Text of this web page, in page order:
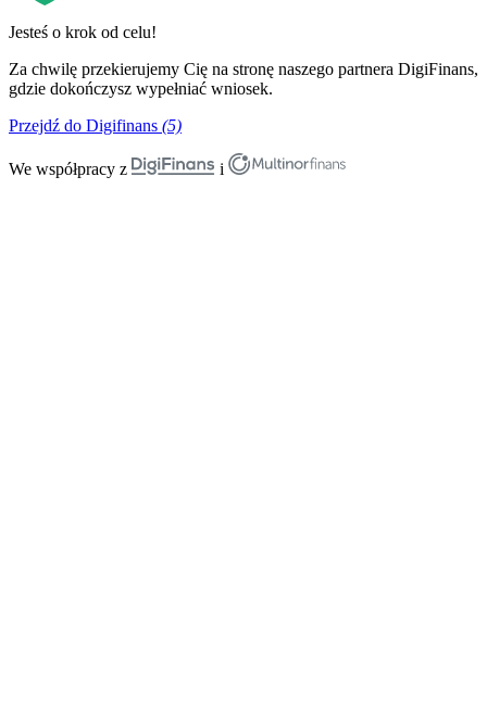
Jesteś o krok od celu!
Za chwilę przekierujemy Cię na stronę naszego partnera DigiFinans,
gdzie dokończysz wypełniać wniosek.
Przejdź do Digifinans (5)
We współpracy z i